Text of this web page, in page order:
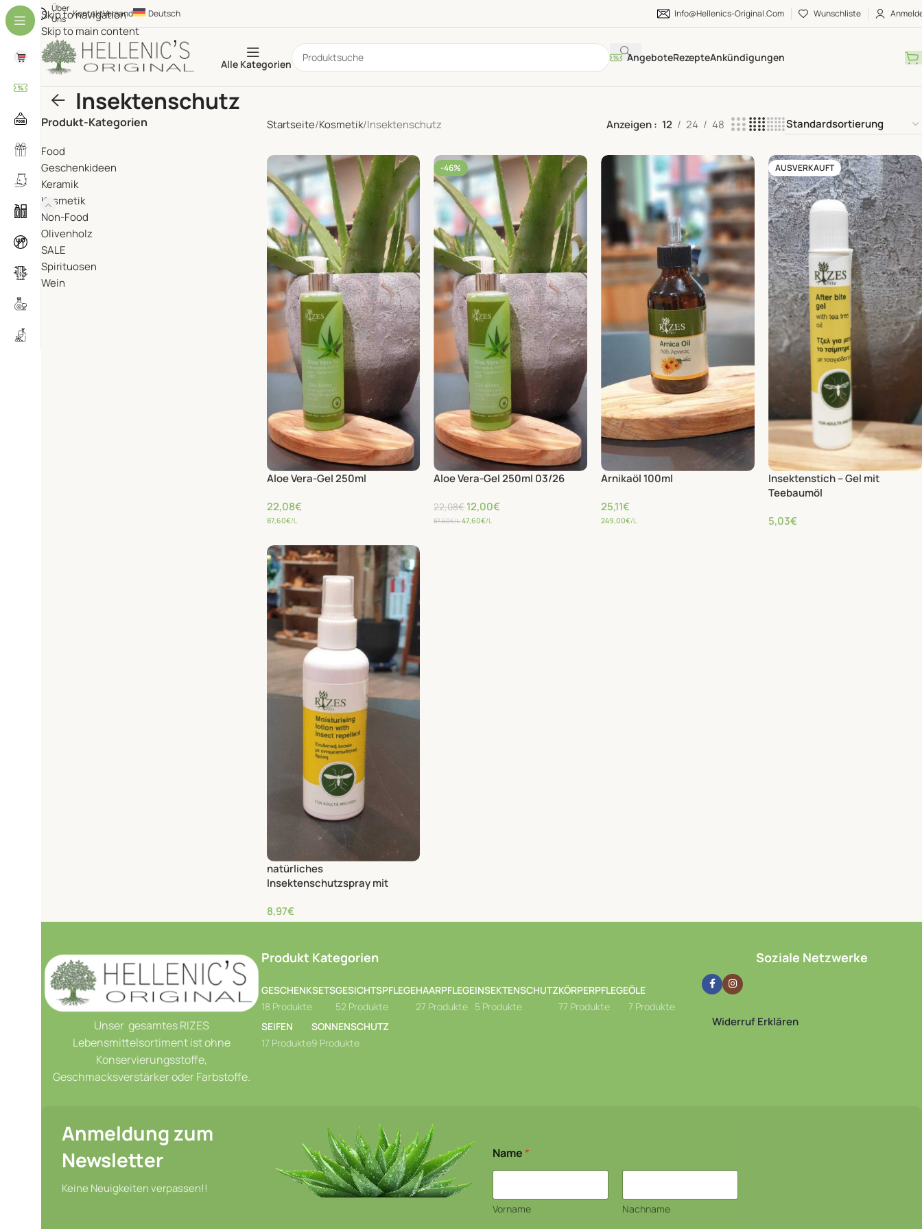
Skip to navigation
Skip to main content
Über
Uns KontaktVersand Deutsch Info@hellenics-Original.com Wunschliste
Alle Kategorien
AngeboteRezepteAnkündigungen
Insektenschutz
Produkt-Kategorien
Food
Geschenkideen
Keramik
Kosmetik
Non-Food
Olivenholz
SALE
Spirituosen
Wein
Startseite Kosmetik Insektenschutz Anzeigen 12 24 48
Aloe Vera-Gel 250ml
22,08€
87,60€/L
-46%
Aloe Vera-Gel 250ml 03/26
22,08€ 12,00€
87,60€/L47,60€/L
Arnikaöl 100ml
25,11€
249,00€/L
AUSVERKAUFT
Insektenstich – Gel mit
Teebaumöl
5,03€
natürliches
Insektenschutzspray mit
8,97€
89,00€/L
Unser gesamtes RIZES
Lebensmittelsortiment ist ohne
Konservierungsstoffe,
Geschmacksverstärker oder Farbstoffe.
Produkt Kategorien
GESCHENKSETS
18 Produkte
GESICHTSPFLEGE
52 Produkte
HAARPFLEGE
27 Produkte
INSEKTENSCHUTZ
5 Produkte
KÖRPERPFLEGE
77 Produkte
ÖLE
7 Produkte
SEIFEN
17 Produkte
SONNENSCHUTZ
9 Produkte
Soziale Netzwerke
Widerruf Erklären
Anmeldung zum
Newsletter
Keine Neuigkeiten verpassen!!
Name*
Vorname Nachname